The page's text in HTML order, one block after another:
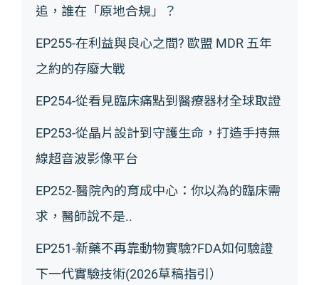
追，誰在「原地合規」？
EP255-在利益與良心之間? 歐盟 MDR 五年
之約的存廢大戰
EP254-從看見臨床痛點到醫療器材全球取證
EP253-從晶片設計到守護生命，打造手持無
線超音波影像平台
EP252-醫院內的育成中心：你以為的臨床需
求，醫師說不是..
EP251-新藥不再靠動物實驗?FDA如何驗證
下一代實驗技術(2026草稿指引）